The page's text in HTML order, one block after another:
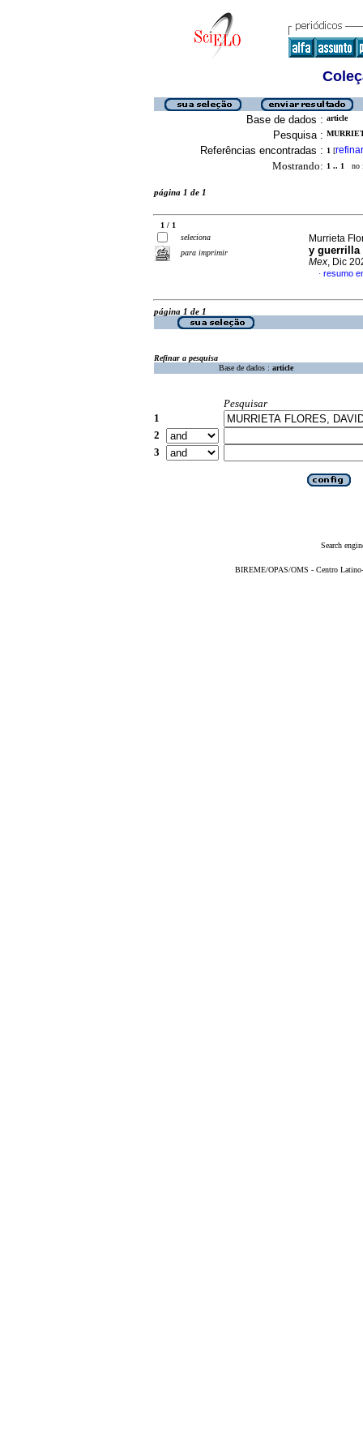
Base de dados : article
Pesquisa :
Referências encontradas : 1 [refinar
Mostrando: 1 .. 1 no
página 1 de 1
1 / 1
seleciona
para imprimir
Murrieta
y guerrilla
Mex, Dic
· resumo
página 1 de 1
Refinar a pesquisa
Base de dados : article
Pesquisar
1
2
3
Search
BIREME/OPAS/OMS - Centro Latino-